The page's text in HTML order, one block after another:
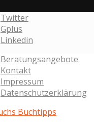
Twitter
Gplus
Linkedin
Beratungsangebote
Kontakt
Impressum
Datenschutzerklärung